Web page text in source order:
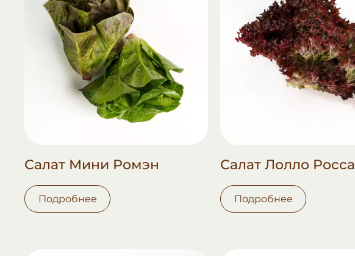
Салат Мини Ромэн
Подробнее
Салат Лолло Росса
Подробнее